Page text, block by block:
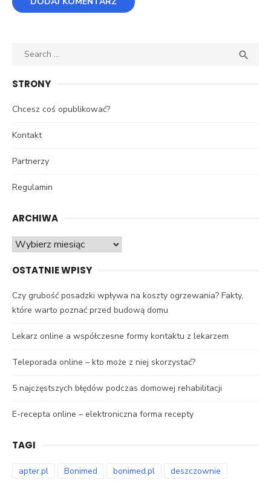
Search

STRONY
Chcesz coś opublikować?
Kontakt
Partnerzy
Regulamin
ARCHIWA
Archiwa
OSTATNIE WPISY
Czy grubość posadzki wpływa na koszty ogrzewania? Fakty,
które warto poznać przed budową domu
Lekarz online a współczesne formy kontaktu z lekarzem
Teleporada online – kto może z niej skorzystać?
5 najczęstszych błędów podczas domowej rehabilitacji
E-recepta online – elektroniczna forma recepty
TAGI
apter.pl Bonimed bonimed.pl
deszczownie